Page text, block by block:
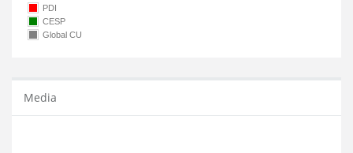
PDI
CESP
Global CU
Media